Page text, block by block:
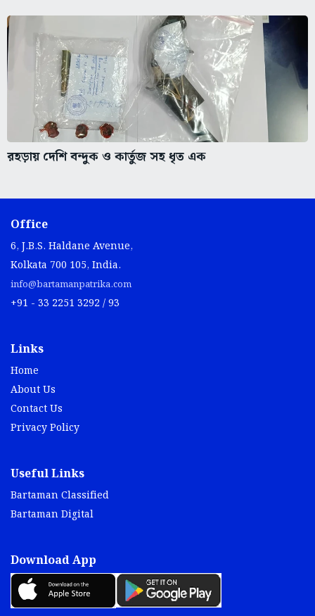
রহড়ায় দেশি বন্দুক ও কার্তুজ সহ ধৃত এক
Office
6, J.B.S. Haldane Avenue,
Kolkata 700 105, India.
info@bartamanpatrika.com
+91 - 33 2251 3292 / 93
Links
Home
About Us
Contact Us
Privacy Policy
Useful Links
Bartaman Classified
Bartaman Digital
Download App